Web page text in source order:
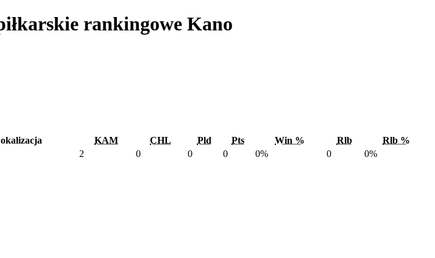
rankingowe Kano
KAM CHL Pld Pts Win % Rlb
Rlb %
2 0 0 0 0% 0
0%